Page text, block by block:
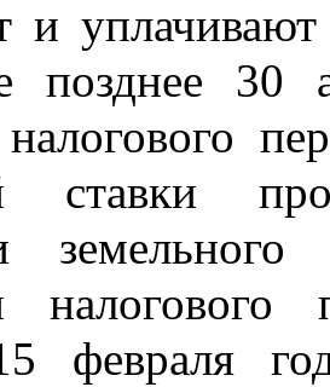
и
позднее 30
ставки
февраля